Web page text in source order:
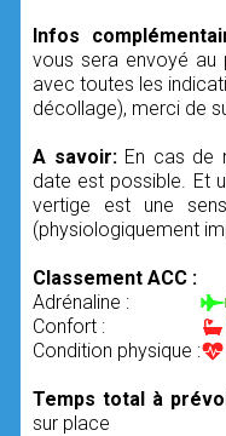
Infos
vous sera envoyé au
avec toutes les
décollage), merci de
A savoir: En cas de
date est possible. Et
vertige est une
(physiologiquement
Classement ACC :
Adrénaline :
Confort :
Condition physique :
Temps total à
sur place